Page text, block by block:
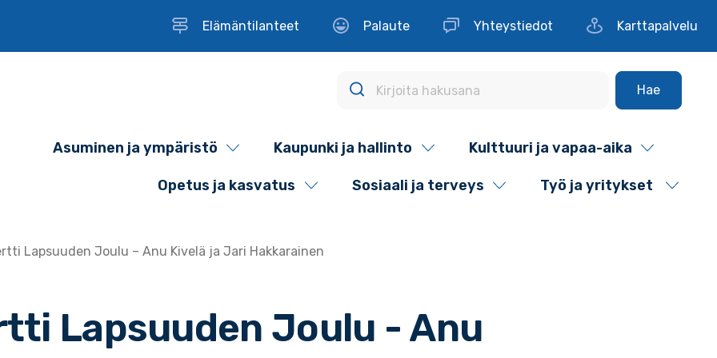
Elämäntilanteet Palaute Yhteystiedot Karttapalvelu
Hae
Asuminen ja ympäristö Kaupunki ja hallinto Kulttuuri ja vapaa-aika
Opetus ja kasvatus Sosiaali ja terveys Työ ja yritykset
Lapsuuden Joulu – Anu Kivelä ja Jari Hakkarainen
Lapsuuden Joulu - Anu